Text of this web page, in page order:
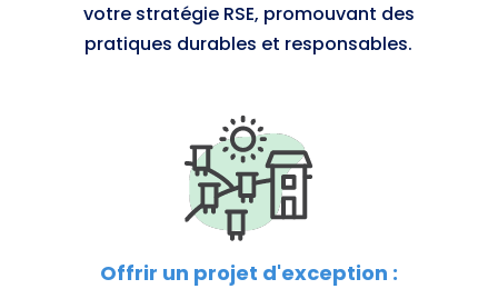
votre stratégie RSE, promouvant des
pratiques durables et responsables.
Offrir un projet d'exception :